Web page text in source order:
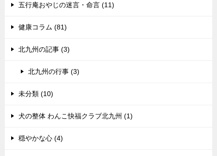
五行庵おやじの迷言・命言 (11)
健康コラム (81)
北九州の記事 (3)
北九州の行事 (3)
未分類 (10)
犬の整体 わんこ快福クラブ北九州 (1)
穏やかな心 (4)